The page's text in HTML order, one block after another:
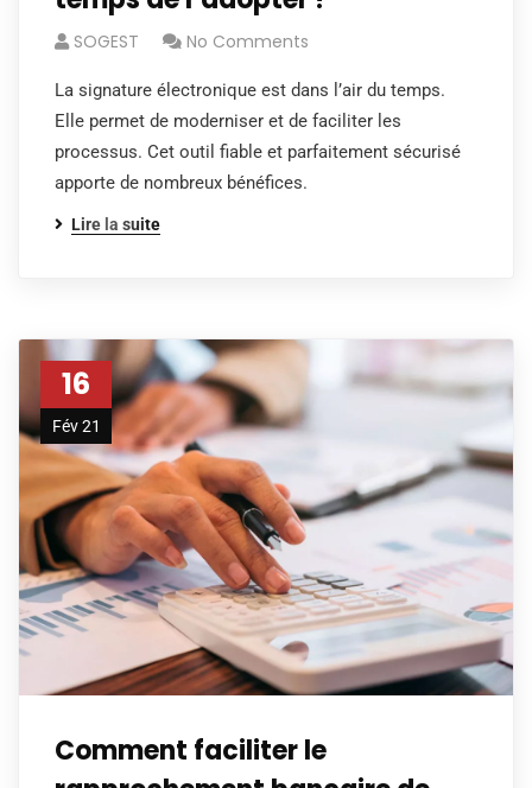
SOGEST No Comments
La signature électronique est dans l’air du temps.
Elle permet de moderniser et de faciliter les
processus. Cet outil fiable et parfaitement sécurisé
apporte de nombreux bénéfices.
Lire la suite
16
Fév 21
Comment faciliter le